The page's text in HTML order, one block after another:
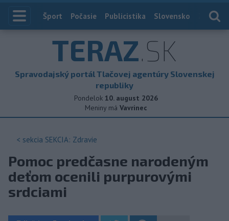
Index
Šport Počasie Publicistika Slovensko
TERAZ.SK
Spravodajský portál Tlačovej agentúry Slovenskej
republiky
Pondelok 10. august 2026
Meniny má Vavrinec
< sekcia SEKCIA: Zdravie
Pomoc predčasne narodeným
deťom ocenili purpurovými
srdciami